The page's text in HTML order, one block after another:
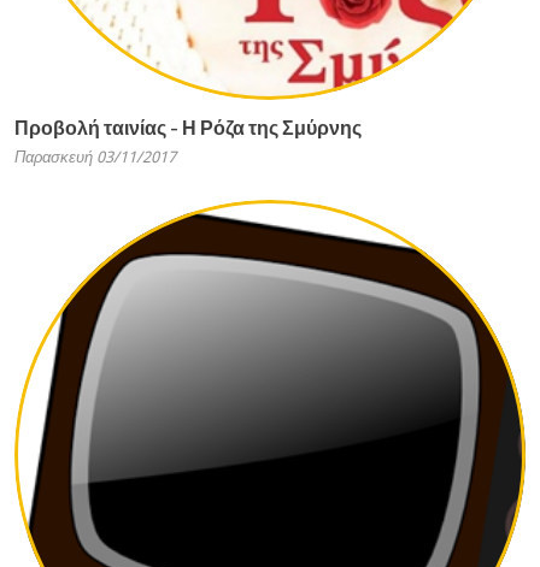
Προβολή ταινίας - Η Ρόζα της Σμύρνης
Παρασκευή 03/11/2017